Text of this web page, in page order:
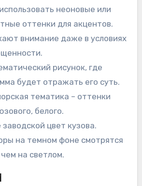
неоновые или
оттенки для акцентов.
внимание даже в условиях
рисунок, где
будет отражать его суть.
тематика – оттенки
белого.
цвет кузова.
на темном фоне смотрятся
на светлом.